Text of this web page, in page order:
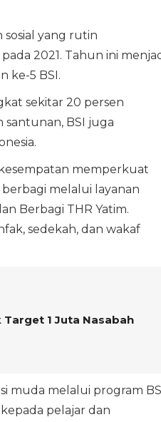
sosial yang rutin
2021. Tahun ini
ke-5 BSI.
sekitar 20 persen
santunan, BSI juga
memperkuat
berbagi melalui layanan
Berbagi THR Yatim.
sedekah, dan wakaf
Target 1 Juta Nasabah
muda melalui program
pelajar dan